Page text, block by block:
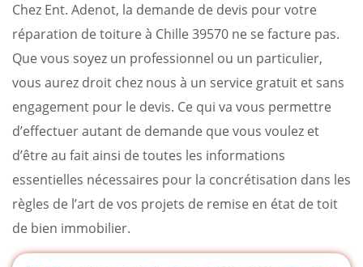
Chez Ent. Adenot, la demande de devis pour votre
réparation de toiture à Chille 39570 ne se facture pas.
Que vous soyez un professionnel ou un particulier,
vous aurez droit chez nous à un service gratuit et sans
engagement pour le devis. Ce qui va vous permettre
d’effectuer autant de demande que vous voulez et
d’être au fait ainsi de toutes les informations
essentielles nécessaires pour la concrétisation dans les
règles de l’art de vos projets de remise en état de toit
de bien immobilier.